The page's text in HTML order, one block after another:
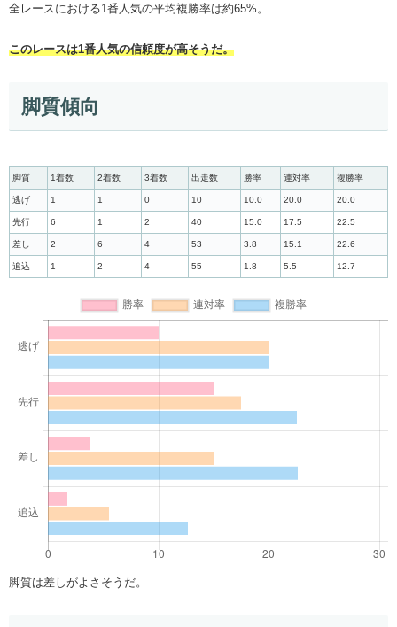
全レースにおける1番人気の平均複勝率は約65%。
このレースは1番人気の信頼度が高そうだ。
脚質傾向
脚質 1着数 2着数 3着数 出走数 勝率 連対率 複勝率
逃げ 1 1 0 10 10.0 20.0 20.0
先行 6 1 2 40 15.0 17.5 22.5
差し 2 6 4 53 3.8 15.1 22.6
追込 1 2 4 55 1.8 5.5 12.7
脚質は差しがよさそうだ。